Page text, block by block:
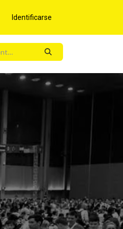
Identificarse